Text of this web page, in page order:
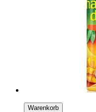
Warenkorb